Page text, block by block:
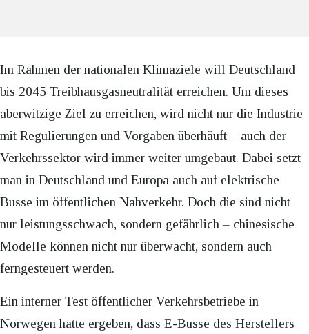
Im Rahmen der nationalen Klimaziele will Deutschland
bis 2045 Treibhausgasneutralität erreichen. Um dieses
aberwitzige Ziel zu erreichen, wird nicht nur die Industrie
mit Regulierungen und Vorgaben überhäuft – auch der
Verkehrssektor wird immer weiter umgebaut. Dabei setzt
man in Deutschland und Europa auch auf elektrische
Busse im öffentlichen Nahverkehr. Doch die sind nicht
nur leistungsschwach, sondern gefährlich – chinesische
Modelle können nicht nur überwacht, sondern auch
ferngesteuert werden.
Ein interner Test öffentlicher Verkehrsbetriebe in
Norwegen hatte ergeben, dass E-Busse des Herstellers